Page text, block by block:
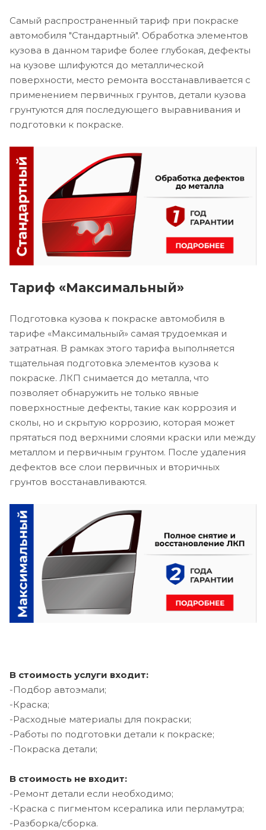
Самый распространенный тариф при покраске
автомобиля "Стандартный". Обработка элементов
кузова в данном тарифе более глубокая, дефекты
на кузове шлифуются до металлической
поверхности, место ремонта восстанавливается с
применением первичных грунтов, детали кузова
грунтуются для последующего выравнивания и
подготовки к покраске.
Тариф «Максимальный»
Подготовка кузова к покраске автомобиля в
тарифе «Максимальный» самая трудоемкая и
затратная. В рамках этого тарифа выполняется
тщательная подготовка элементов кузова к
покраске. ЛКП снимается до металла, что
позволяет обнаружить не только явные
поверхностные дефекты, такие как коррозия и
сколы, но и скрытую коррозию, которая может
прятаться под верхними слоями краски или между
металлом и первичным грунтом. После удаления
дефектов все слои первичных и вторичных
грунтов восстанавливаются.
В стоимость услуги входит:
-Подбор автоэмали;
-Краска;
-Расходные материалы для покраски;
-Работы по подготовки детали к покраске;
-Покраска детали;
В стоимость не входит:
-Ремонт детали если необходимо;
-Краска с пигментом ксералика или перламутра;
-Разборка/сборка.